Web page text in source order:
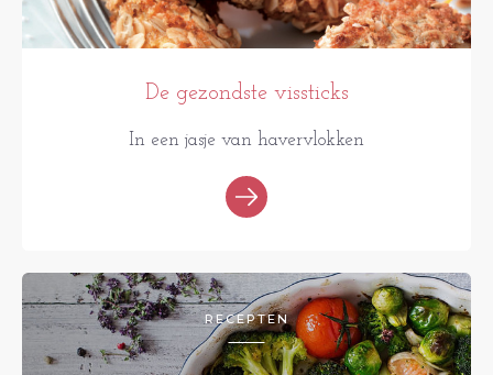
De gezondste vissticks
In een jasje van havervlokken
RECEPTEN